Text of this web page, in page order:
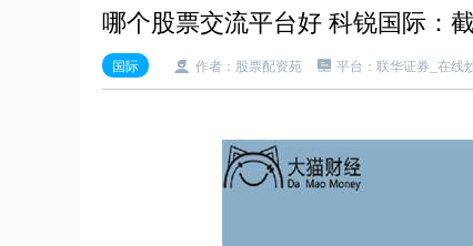
哪个股票交流平台好 科锐国际：
国际 作者：股票配资苑 平台：联华证券_在线